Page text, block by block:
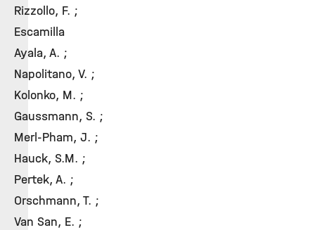
Rizzollo, F. ;
Escamilla
Ayala, A. ;
Napolitano, V. ;
Kolonko, M. ;
Gaussmann, S. ;
Merl-Pham, J. ;
Hauck, S.M. ;
Pertek, A. ;
Orschmann, T. ;
Van San, E. ;